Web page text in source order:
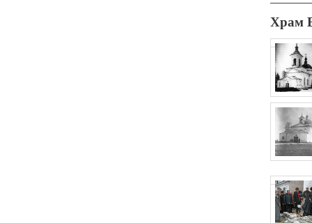
Храм